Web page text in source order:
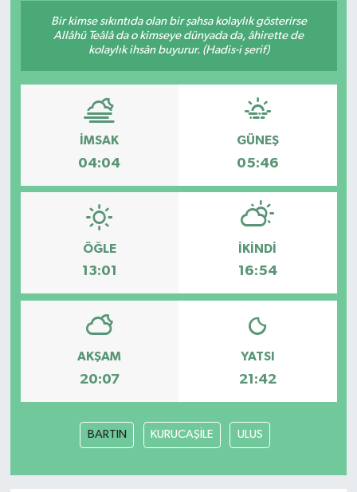
Bir kimse sıkıntıda olan bir şahsa kolaylık gösterirse
Allâhü Teâlâ da o kimseye dünyada da, âhirette de
kolaylık ihsân buyurur. (Hadis-i şerif)
İMSAK
04:04
GÜNEŞ
05:46
ÖĞLE
13:01
İKINDI
16:54
AKŞAM
20:07
YATSI
21:42
BARTIN KURUCAŞİLE ULUS
Siyaset
Spor
Vefat Edenler
Yaşam